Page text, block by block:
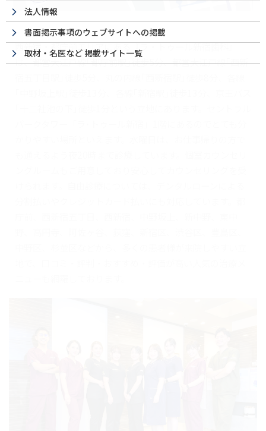
西新宿・都庁前エリアにある『ラ・トゥール新宿歯科』
は、都営大江戸線｢都庁前駅｣徒歩5分、都営大江戸線｢西新
法人情報
書面掲示事項のウェブサイトへの掲載
取材・名医など 掲載サイト一覧